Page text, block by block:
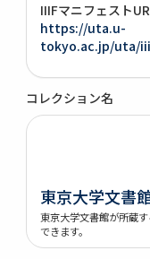
IIIFマニフェスト
https://uta.u-
tokyo.ac.jp/uta/
コレクション名
東京大学文書
東京大学文書館が所蔵
できます。